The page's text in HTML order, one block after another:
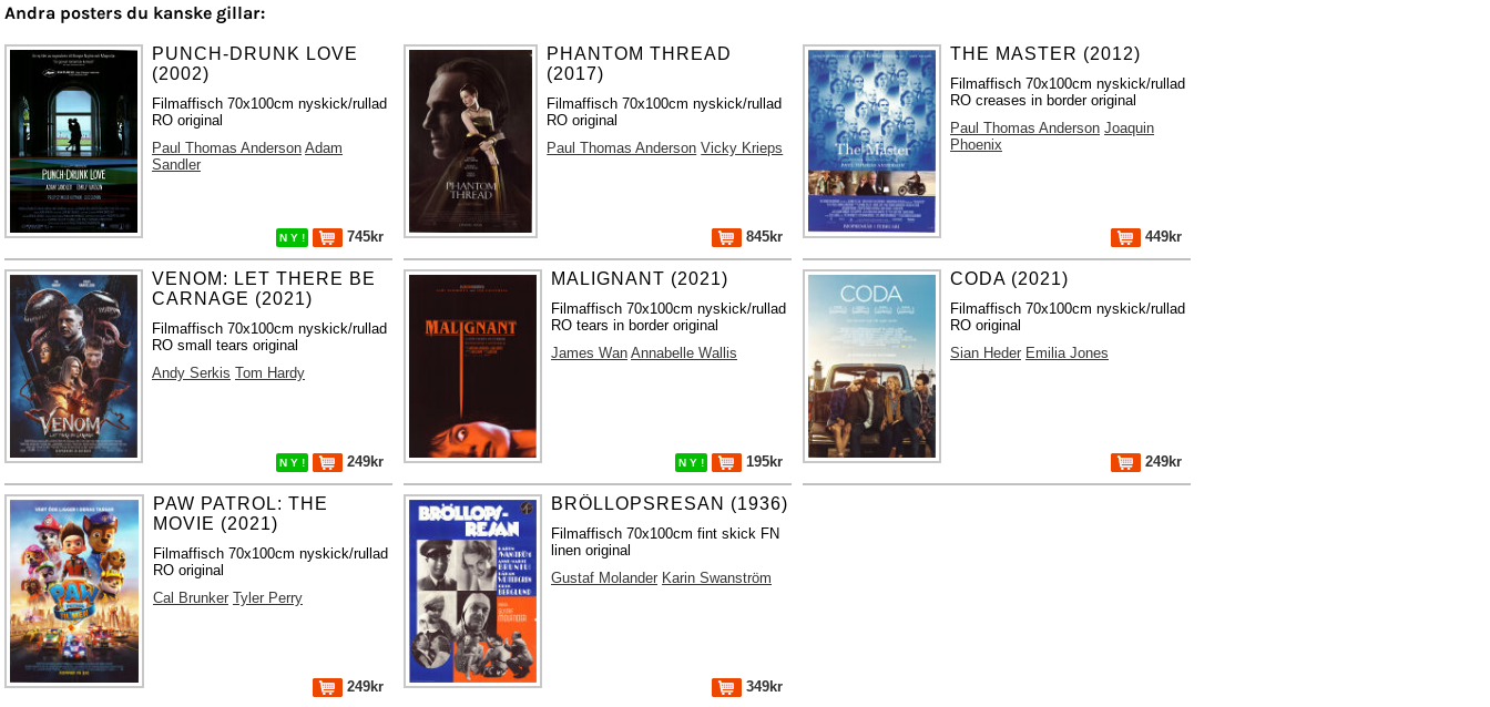
Andra posters du kanske gillar:
PUNCH-DRUNK LOVE
(2002)
Filmaffisch 70x100cm nyskick/rullad
RO original
Paul Thomas Anderson Adam
Sandler
N Y ! 745kr
PHANTOM THREAD
(2017)
Filmaffisch 70x100cm nyskick/rullad
RO original
Paul Thomas Anderson Vicky Krieps
845kr
THE MASTER (2012)
Filmaffisch 70x100cm nyskick/rullad
RO creases in border original
Paul Thomas Anderson Joaquin
Phoenix
449kr
VENOM: LET THERE BE
CARNAGE (2021)
Filmaffisch 70x100cm nyskick/rullad
RO small tears original
Andy Serkis Tom Hardy
N Y ! 249kr
MALIGNANT (2021)
Filmaffisch 70x100cm nyskick/rullad
RO tears in border original
James Wan Annabelle Wallis
N Y ! 195kr
CODA (2021)
Filmaffisch 70x100cm nyskick/rullad
RO original
Sian Heder Emilia Jones
249kr
PAW PATROL: THE
MOVIE (2021)
Filmaffisch 70x100cm nyskick/rullad
RO original
Cal Brunker Tyler Perry
249kr
BRÖLLOPSRESAN (1936)
Filmaffisch 70x100cm fint skick FN
linen original
Gustaf Molander Karin Swanström
349kr